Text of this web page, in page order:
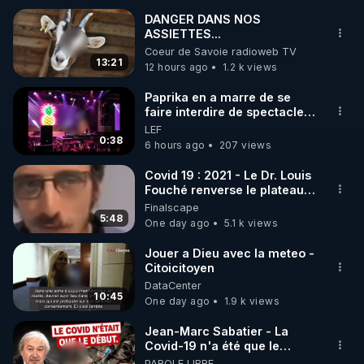
🌱 INSTAGRAM
https://www.instagram.com/rdlr_thierrycasasnovas/
http://rgnr.li/instagram
🌱 LA NEWSLETTER
Pour ne pas rater l’actualité RGNR (stages,
http://rgnr.li/news
🌱 VIDÉOS NON CENSURÉES SUR ODYSEE
Toutes les vidéos Youtube sont aussi sur la
http://rgnr.li/odysee
🌱 LES STAGES EN PRÉSENTIEL
13:21
DANGER DANS NOS
ASSIETTES...
Coeur de Savoie radioweb TV
12 hours ago
1.2 k views
0:38
Paprika en a marre de se
faire interdire de spectacle.
Elle décide donc de devenir
DJ !
LEF
6 hours ago
207 views
5:48
Covid 19 : 2021 - Le Dr. Louis
Fouché renverse le plateau
de CNews !
Finalscape
One day ago
5.1 k views
10:45
Jouer a Dieu avec la meteo -
Citoicitoyen
DataCenter
One day ago
1.9 k views
Jean-Marc Sabatier - La
Covid-19 n'a été que le
début - L'ARNm & l'ARNm-aa